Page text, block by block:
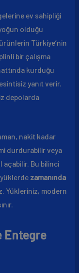
ev sahipliği
olduğu
Türkiye’nin
bir çalışma
kurduğu
yanıt verir.
depolarda
nakit kadar
durdurabilir veya
açabilir. Bu bilinci
yüklerde zamanında
Yükleriniz, modern
Entegre